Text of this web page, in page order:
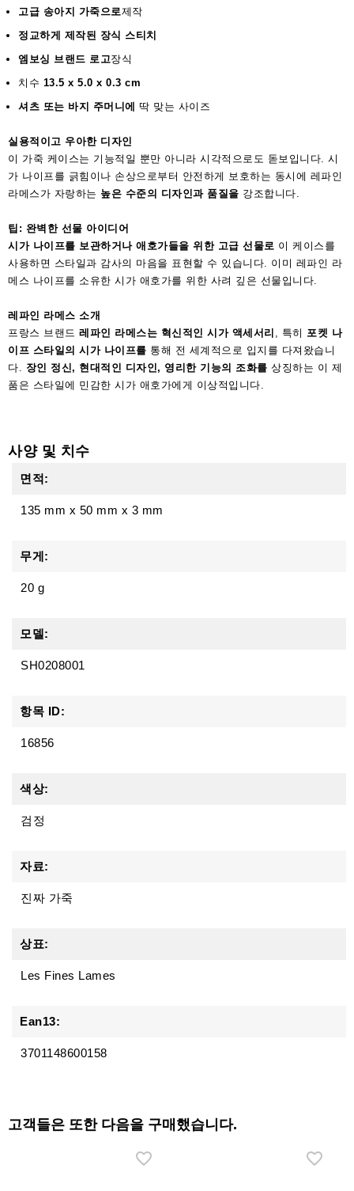
고급 송아지 가죽으로제작
정교하게 제작된 장식 스티치
엠보싱 브랜드 로고장식
치수 13.5 x 5.0 x 0.3 cm
셔츠 또는 바지 주머니에 딱 맞는 사이즈
실용적이고 우아한 디자인
이 가죽 케이스는 기능적일 뿐만 아니라 시각적으로도 돋보입니다. 시
가 나이프를 긁힘이나 손상으로부터 안전하게 보호하는 동시에 레파인
라메스가 자랑하는 높은 수준의 디자인과 품질을 강조합니다.
팁: 완벽한 선물 아이디어
시가 나이프를 보관하거나 애호가들을 위한 고급 선물로 이 케이스를
사용하면 스타일과 감사의 마음을 표현할 수 있습니다. 이미 레파인 라
메스 나이프를 소유한 시가 애호가를 위한 사려 깊은 선물입니다.
레파인 라메스 소개
프랑스 브랜드 레파인 라메스는 혁신적인 시가 액세서리 , 특히 포켓 나
이프 스타일의 시가 나이프를 통해 전 세계적으로 입지를 다져왔습니
다. 장인 정신, 현대적인 디자인, 영리한 기능의 조화를 상징하는 이 제
품은 스타일에 민감한 시가 애호가에게 이상적입니다.
사양 및 치수
면적:
135 mm x 50 mm x 3 mm
무게:
20 g
모델:
SH0208001
항목 ID:
16856
색상:
검정
자료:
진짜 가죽
상표:
Les Fines Lames
Ean13:
3701148600158
고객들은 또한 다음을 구매했습니다.